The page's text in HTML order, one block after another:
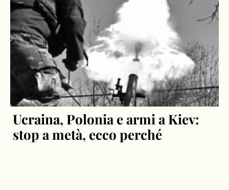
Ucraina, Polonia e armi a Kiev:
stop a metà, ecco perché